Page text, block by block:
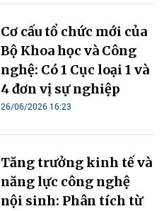
Cơ cấu tổ chức mới của
Bộ Khoa học và Công
nghệ: Có 1 Cục loại 1 và
4 đơn vị sự nghiệp
26/06/2026 16:23
Tăng trưởng kinh tế và
năng lực công nghệ
nội sinh: Phân tích từ